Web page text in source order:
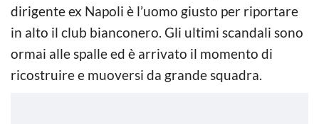
dirigente ex Napoli è l’uomo giusto per riportare
in alto il club bianconero. Gli ultimi scandali sono
ormai alle spalle ed è arrivato il momento di
ricostruire e muoversi da grande squadra.